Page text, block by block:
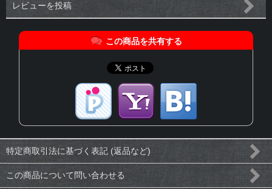
レビューを投稿
この商品を共有する
特定商取引法に基づく表記 (返品など)
この商品について問い合わせる